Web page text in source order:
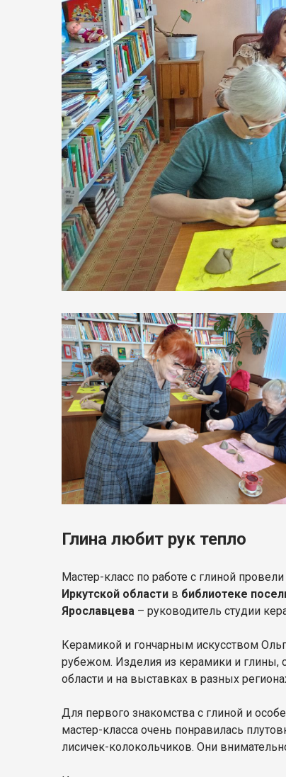
Глина любит рук тепло
Мастер-класс по работе с глиной
Иркутской области в библиотеке
Ярославцева – руководитель студии
Керамикой и гончарным искусством
рубежом. Изделия из керамики и глины,
области и на выставках в разных
Для первого знакомства с глиной и
мастер-класса очень понравилась
лисичек-колокольчиков. Они